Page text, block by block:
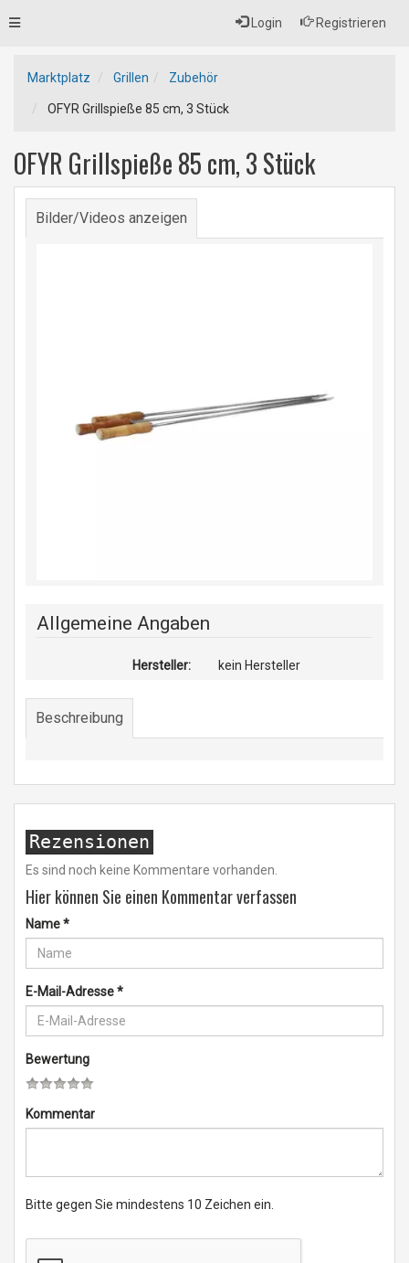
Login Registrieren
Toggle
Marktplatz Grillen Zubehör
OFYR Grillspieße 85 cm, 3 Stück
OFYR Grillspieße 85 cm, 3 Stück
Bilder/Videos anzeigen
Allgemeine Angaben
Hersteller: kein Hersteller
Beschreibung
Rezensionen
Es sind noch keine Kommentare vorhanden.
Hier können Sie einen Kommentar verfassen
Name*
E-Mail-Adresse*
Bewertung
Kommentar
Bitte gegen Sie mindestens 10 Zeichen ein.